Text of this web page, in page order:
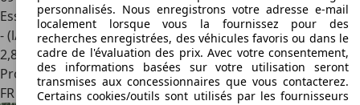
Essence
- (l/100 km)
2,8
Professionnel
FR 59000Lille
personnalisés. Nous enregistrons votre adresse e-mail
localement lorsque vous la fournissez pour des
recherches enregistrées, des véhicules favoris ou dans le
cadre de l'évaluation des prix. Avec votre consentement,
des informations basées sur votre utilisation seront
transmises aux concessionnaires que vous contacterez.
Certains cookies/outils sont utilisés par les fournisseurs